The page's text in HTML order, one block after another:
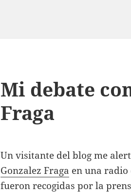
Mi debate
Fraga
Un visitante del blog me
Gonzalez Fraga en una radio
fueron recogidas por la